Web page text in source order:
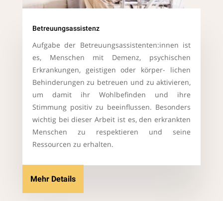
Betreuungsassistenz
Aufgabe der Betreuungsassistenten:innen ist
es, Menschen mit Demenz, psychischen
Erkrankungen, geistigen oder körper- lichen
Behinderungen zu betreuen und zu aktivieren,
um damit ihr Wohlbefinden und ihre
Stimmung positiv zu beeinflussen. Besonders
wichtig bei dieser Arbeit ist es, den erkrankten
Menschen zu respektieren und seine
Ressourcen zu erhalten.
Mehr Details